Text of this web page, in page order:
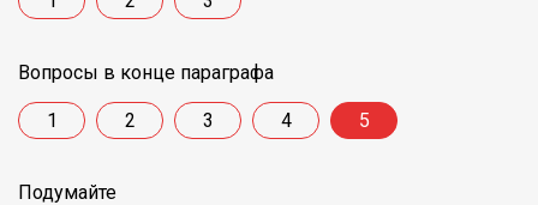
Вопросы в конце параграфа
1 2 3 4 5
Подумайте